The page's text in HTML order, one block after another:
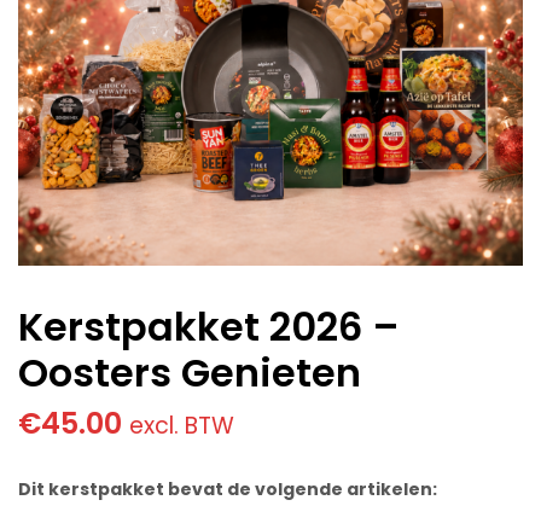
Kerstpakket 2026 –
Oosters Genieten
€45.00 excl. BTW
Dit kerstpakket bevat de volgende artikelen: